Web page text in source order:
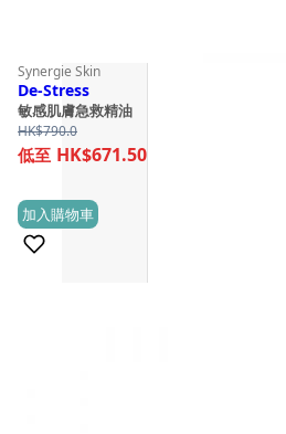
Synergie Skin
De-Stress
敏感肌膚急救精油
HK$790.0
HK$671.50
(0)
加入購物車